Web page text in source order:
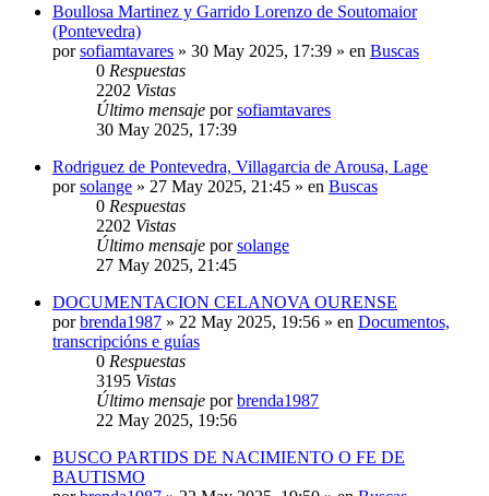
Boullosa Martinez y Garrido Lorenzo de Soutomaior
(Pontevedra)
porsofiamtavares » 30 May 2025, 17:39 » en Buscas
0 Respuestas
2202 Vistas
Último mensaje porsofiamtavares
30 May 2025, 17:39
Rodriguez de Pontevedra, Villagarcia de Arousa, Lage
porsolange » 27 May 2025, 21:45 » en Buscas
0 Respuestas
2202 Vistas
Último mensaje porsolange
27 May 2025, 21:45
DOCUMENTACION CELANOVA OURENSE
porbrenda1987 » 22 May 2025, 19:56 » en Documentos,
transcripcións e guías
0 Respuestas
3195 Vistas
Último mensaje porbrenda1987
22 May 2025, 19:56
BUSCO PARTIDS DE NACIMIENTO O FE DE
BAUTISMO